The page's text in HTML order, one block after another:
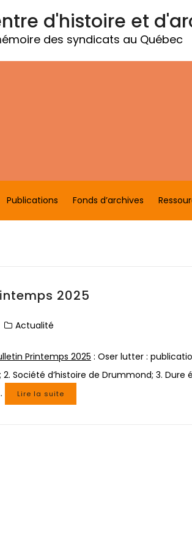
d'histoire et
des syndicats au Québec
Publications Fonds d’archives
2025
Actualité
Printemps 2025 : Oser lutter :
2. Société d’histoire de Drummond; 3.
Lire la suite